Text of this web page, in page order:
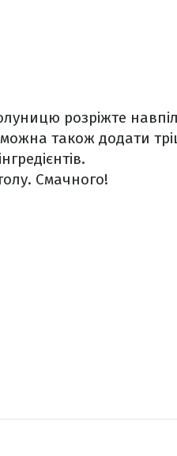
розріжте
також додати
Смачного!